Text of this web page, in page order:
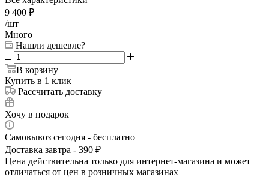
9 400 ₽
/шт
Много
Нашли дешевле?
В корзину
Купить в 1 клик
Рассчитать доставку
Хочу в подарок
Самовывоз сегодня - бесплатно
Доставка завтра - 390 ₽
Цена действительна только для интернет-магазина и может
отличаться от цен в розничных магазинах